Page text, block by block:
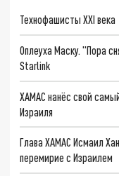
Технофашисты XXI века
Оплеуха Маску. "Пора
Starlink
ХАМАС нанёс свой
Израиля
Глава ХАМАС Исмаил
перемирие с Израилем